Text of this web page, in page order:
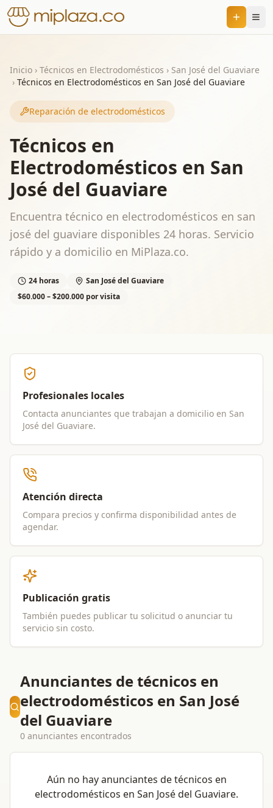
Inicio › Técnicos en Electrodomésticos › San José del Guaviare
› Técnicos en Electrodomésticos en San José del Guaviare
Reparación de electrodomésticos
Técnicos en
Electrodomésticos en San
José del Guaviare
Encuentra técnico en electrodomésticos en san
josé del guaviare disponibles 24 horas. Servicio
rápido y a domicilio en MiPlaza.co.
24 horas
San José del Guaviare
$60.000 – $200.000 por visita
Profesionales locales
Contacta anunciantes que trabajan a domicilio en San
José del Guaviare.
Atención directa
Compara precios y confirma disponibilidad antes de
agendar.
Publicación gratis
También puedes publicar tu solicitud o anunciar tu
servicio sin costo.
Anunciantes de técnicos en
electrodomésticos en San José
del Guaviare
0 anunciantes encontrados
Aún no hay anunciantes detécnicos en
electrodomésticos en San José del Guaviare.